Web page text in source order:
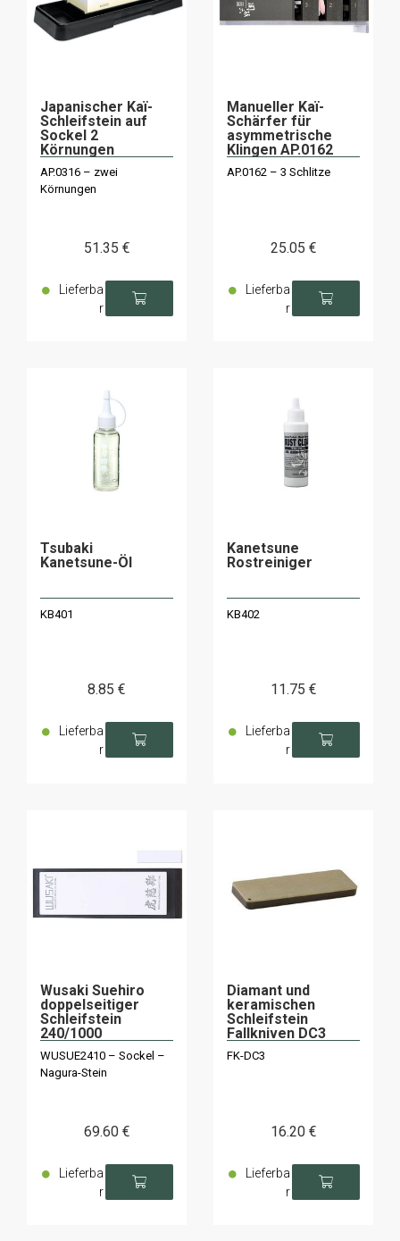
Japanischer Kaï-
Schleifstein auf
Sockel 2
Körnungen
AP.0316 – zwei
Körnungen
51.35 €
Lieferba
r
Manueller Kaï-
Schärfer für
asymmetrische
Klingen AP.0162
AP.0162 – 3 Schlitze
25.05 €
Lieferba
r
Tsubaki
Kanetsune-Öl
KB401
8.85 €
Lieferba
r
Kanetsune
Rostreiniger
KB402
11.75 €
Lieferba
r
Wusaki Suehiro
doppelseitiger
Schleifstein
240/1000
WUSUE2410 – Sockel –
Nagura-Stein
69.60 €
Lieferba
r
Diamant und
keramischen
Schleifstein
Fallkniven DC3
FK-DC3
16.20 €
Lieferba
r